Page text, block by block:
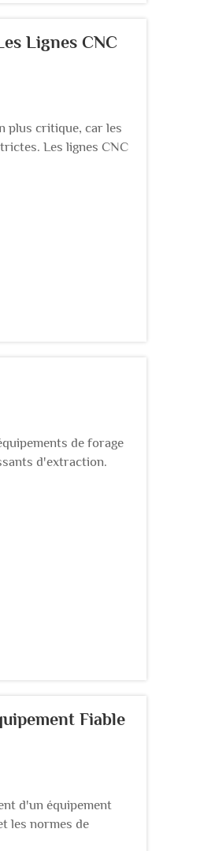
Lignes CNC
plus critique, car les
Les lignes CNC
de
de forage
d'extraction.
fonctionner
Fiable
d'un équipement
les normes de
les délais